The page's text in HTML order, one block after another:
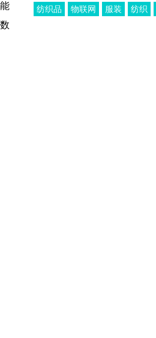
纺织品 物联网 服装 纺织